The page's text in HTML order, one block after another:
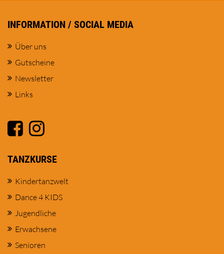
INFORMATION / SOCIAL MEDIA
Über uns
Gutscheine
Newsletter
Links
TANZKURSE
Kindertanzwelt
Dance 4 KIDS
Jugendliche
Erwachsene
Senioren